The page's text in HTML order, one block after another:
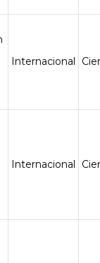
Internacional
Internacional